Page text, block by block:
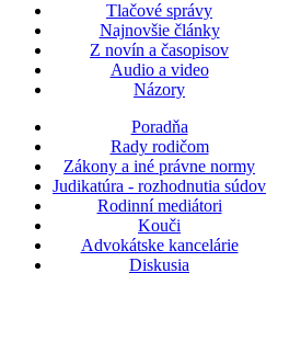
Tlačové správy
Najnovšie články
Z novín a časopisov
Audio a video
Názory
Poradňa
Rady rodičom
Zákony a iné právne normy
Judikatúra - rozhodnutia súdov
Rodinní mediátori
Kouči
Advokátske kancelárie
Diskusia